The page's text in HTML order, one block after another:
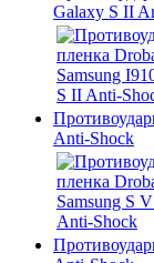
Galaxy S II
Anti-Shock